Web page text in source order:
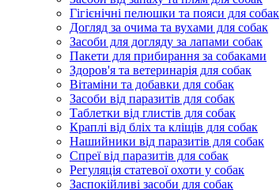
Гігієнічні пелюшки та пояси для собак
Догляд за очима та вухами для собак
Засоби для догляду за лапами собак
Пакети для прибирання за собаками
Здоров'я та ветеринарія для собак
Вітаміни та добавки для собак
Засоби від паразитів для собак
Таблетки від глистів для собак
Краплі від бліх та кліщів для собак
Нашийники від паразитів для собак
Спреї від паразитів для собак
Регуляція статевої охоти у собак
Заспокійливі засоби для собак